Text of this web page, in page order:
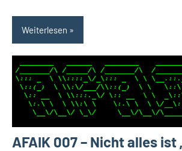
Weiterlesen
AFAIK 007 – Nicht alles ist